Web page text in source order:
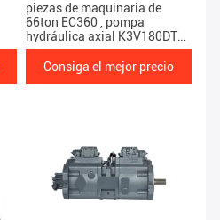
piezas de maquinaria de
66ton EC360 , pompa
hydráulica axial K3V180DTP-
9N05
Consiga el mejor precio